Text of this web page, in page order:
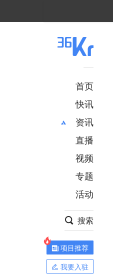
首页
快讯
资讯
推荐
财经
项目推荐
安徽
直播
视频
专题
活动
搜索
项目推荐
我要入驻